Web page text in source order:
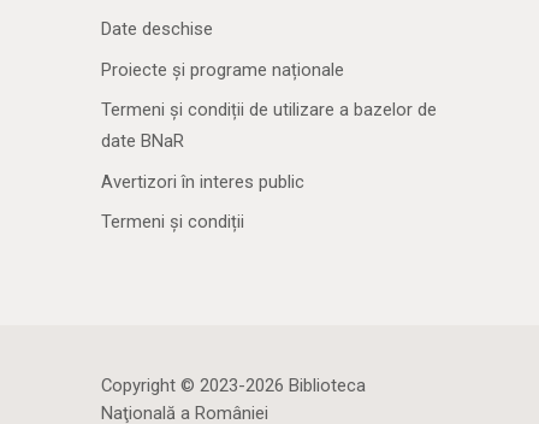
Date deschise
Proiecte și programe naționale
Termeni și condiții de utilizare a bazelor de
date BNaR
Avertizori în interes public
Termeni și condiții
Copyright © 2023-2026 Biblioteca
Naţională a României